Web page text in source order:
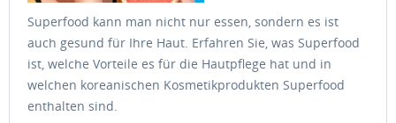
Superfood kann man nicht nur essen, sondern es ist
auch gesund für Ihre Haut. Erfahren Sie, was Superfood
ist, welche Vorteile es für die Hautpflege hat und in
welchen koreanischen Kosmetikprodukten Superfood
enthalten sind.